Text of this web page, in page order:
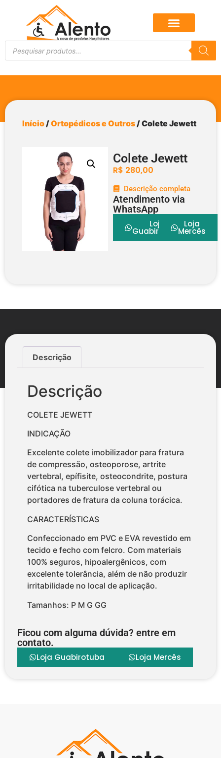
Início/Ortopédicos e Outros/ Colete Jewett
Colete Jewett
R$ 280,00
Descrição completa
Atendimento via
WhatsApp
Loja
Guabirotuba
Loja
Mercês
Descrição
Descrição
COLETE JEWETT
INDICAÇÃO
Excelente colete imobilizador para fratura
de compressão, osteoporose, artrite
vertebral, epífisite, osteocondrite, postura
cifótica na tuberculose vertebral ou
portadores de fratura da coluna torácica.
CARACTERÍSTICAS
Confeccionado em PVC e EVA revestido em
tecido e fecho com felcro. Com materiais
100% seguros, hipoalergênicos, com
excelente tolerância, além de não produzir
irritabilidade no local de aplicação.
Tamanhos: P M G GG
Ficou com alguma dúvida? entre em
contato.
Loja Guabirotuba Loja Mercês